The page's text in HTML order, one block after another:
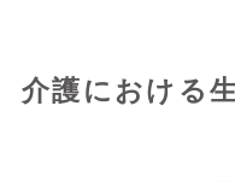
介護における